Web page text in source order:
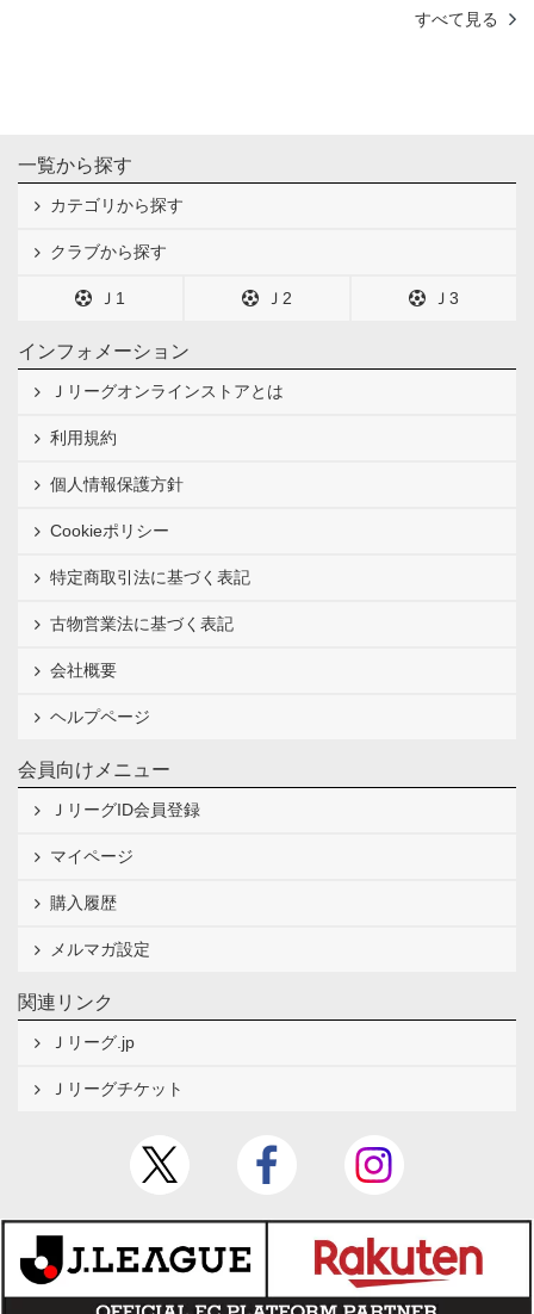
すべて見る
一覧から探す
カテゴリから探す
クラブから探す
Ｊ1 Ｊ2 Ｊ3
インフォメーション
Ｊリーグオンラインストアとは
利用規約
個人情報保護方針
Cookieポリシー
特定商取引法に基づく表記
古物営業法に基づく表記
会社概要
ヘルプページ
会員向けメニュー
ＪリーグID会員登録
マイページ
購入履歴
メルマガ設定
関連リンク
Ｊリーグ.jp
Ｊリーグチケット